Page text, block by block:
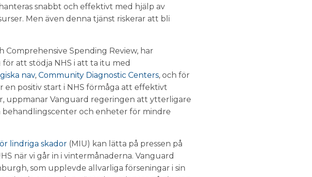
snabbt och effektivt med hjälp av
Men även denna tjänst riskerar att bli
Comprehensive Spending Review, har
att stödja NHS i att ta itu med
nav, Community Diagnostic Centers, och för
positiv start i NHS förmåga att effektivt
uppmanar Vanguard regeringen att ytterligare
behandlingscenter och enheter för mindre
lindriga skador (MIU) kan lätta på pressen på
när vi går in i vintermånaderna. Vanguard
som upplevde allvarliga förseningar i sin